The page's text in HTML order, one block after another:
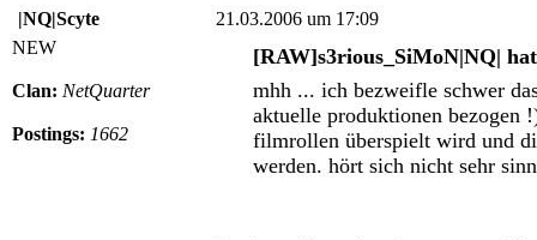
|NQ|Scyte
21.03.2006 um 17:09
NEW
Clan: NetQuarter
Postings: 1662
[RAW]s3rious_SiMoN|NQ|
mhh ... ich bezweifle schwer
aktuelle produktionen bezogen
filmrollen überspielt wird und
werden. hört sich nicht sehr